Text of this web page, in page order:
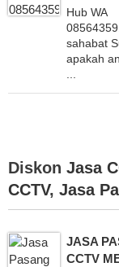
Hub WA
sahabat
apakah
Diskon Jasa
CCTV, Jasa
JASA
CCTV